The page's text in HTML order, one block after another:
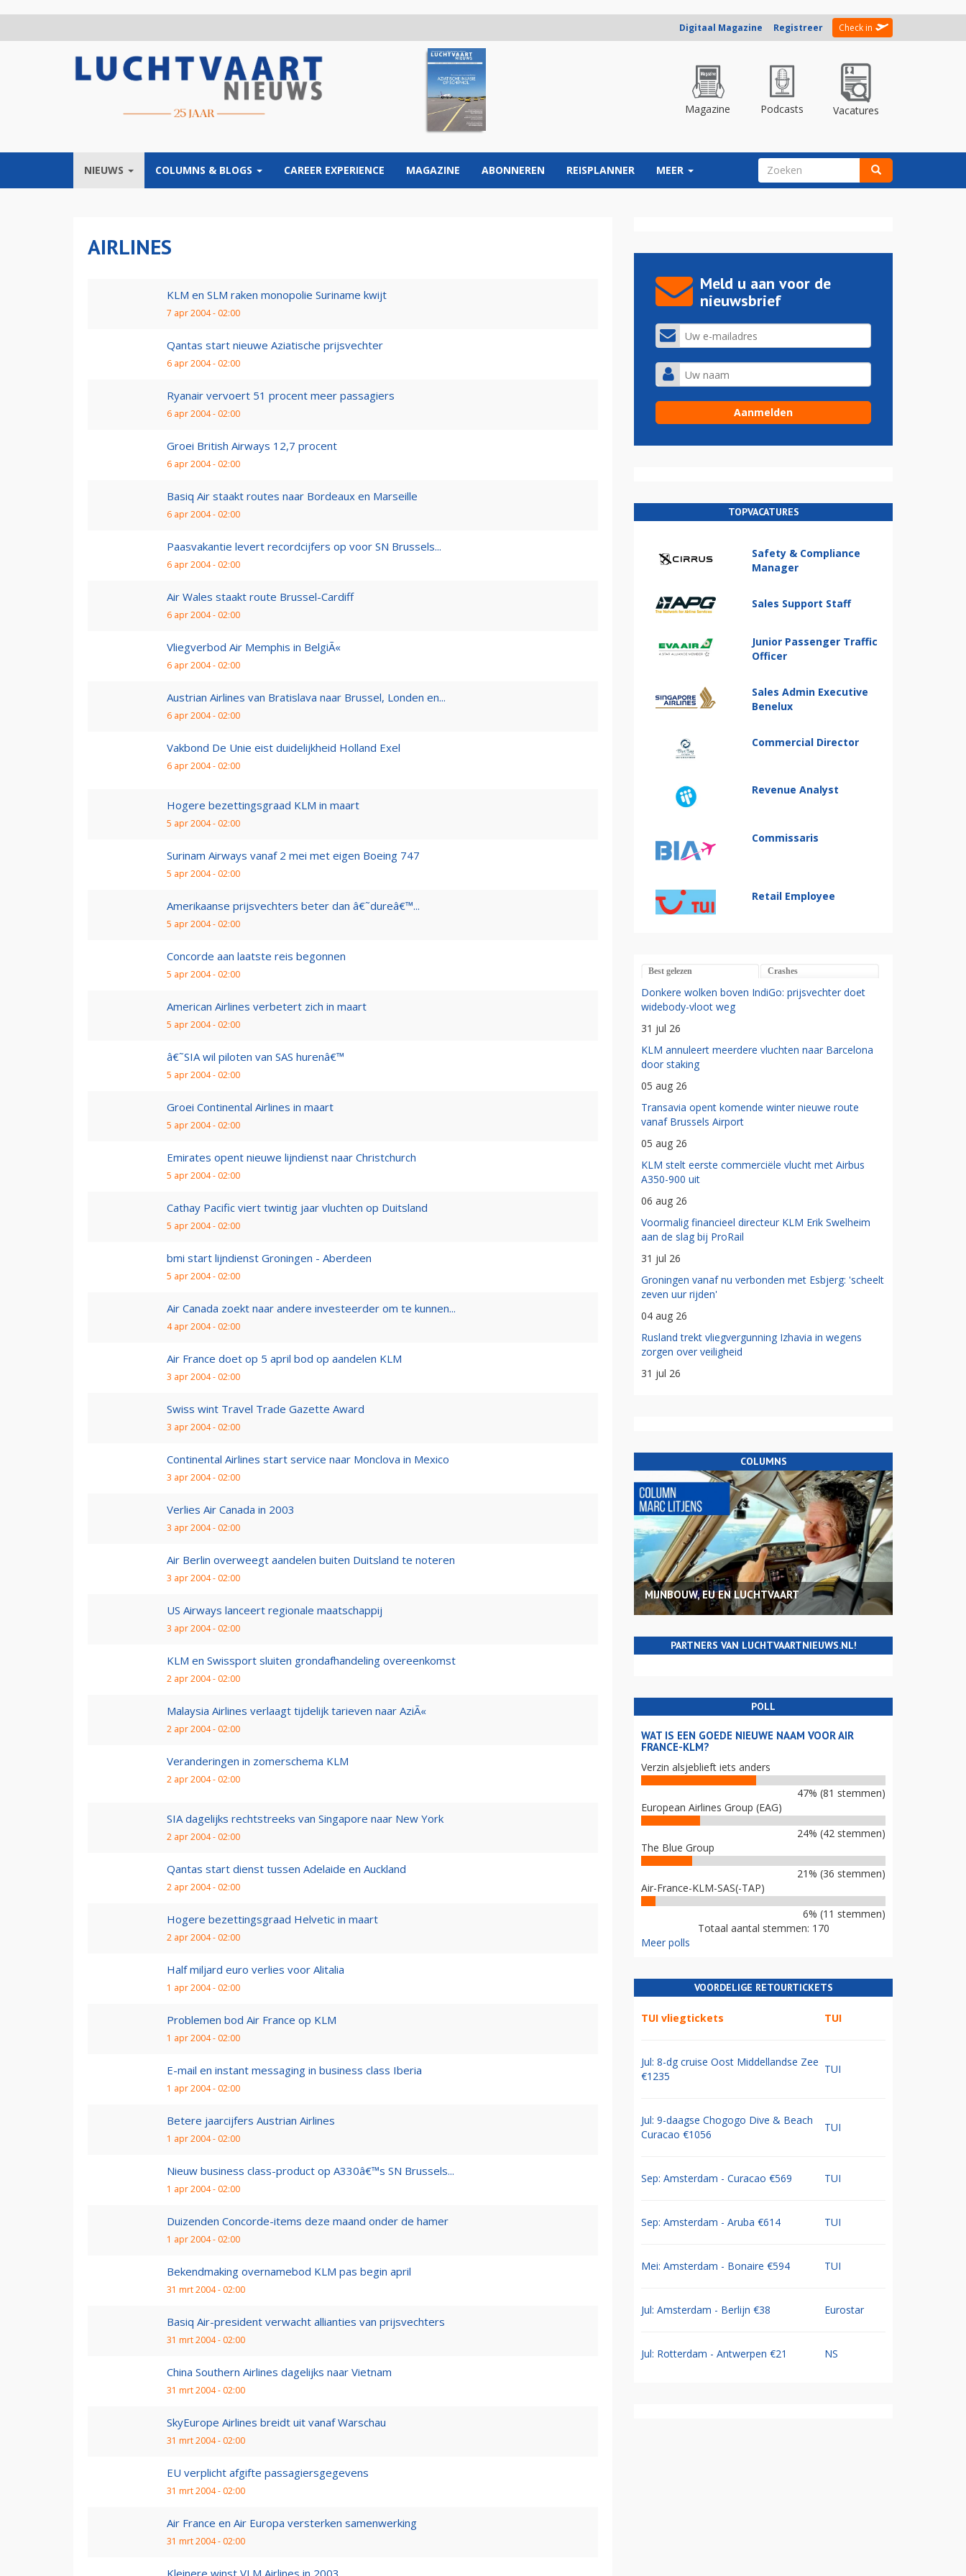
Digitaal Magazine Registreer Check in
Magazine Podcasts Vacatures
NIEUWS COLUMNS & BLOGS CAREER EXPERIENCE MAGAZINE ABONNEREN REISPLANNER MEER ZOEKVELD
AIRLINES
KLM en SLM raken monopolie Suriname kwijt
7 apr 2004 - 02:00
Qantas start nieuwe Aziatische prijsvechter
6 apr 2004 - 02:00
Ryanair vervoert 51 procent meer passagiers
6 apr 2004 - 02:00
Groei British Airways 12,7 procent
6 apr 2004 - 02:00
Basiq Air staakt routes naar Bordeaux en Marseille
6 apr 2004 - 02:00
Paasvakantie levert recordcijfers op voor SN Brussels...
6 apr 2004 - 02:00
Air Wales staakt route Brussel-Cardiff
6 apr 2004 - 02:00
Vliegverbod Air Memphis in BelgiÃ«
6 apr 2004 - 02:00
Austrian Airlines van Bratislava naar Brussel, Londen en...
6 apr 2004 - 02:00
Vakbond De Unie eist duidelijkheid Holland Exel
6 apr 2004 - 02:00
Hogere bezettingsgraad KLM in maart
5 apr 2004 - 02:00
Surinam Airways vanaf 2 mei met eigen Boeing 747
5 apr 2004 - 02:00
Amerikaanse prijsvechters beter dan â€˜dureâ€™...
5 apr 2004 - 02:00
Concorde aan laatste reis begonnen
5 apr 2004 - 02:00
American Airlines verbetert zich in maart
5 apr 2004 - 02:00
â€˜SIA wil piloten van SAS hurenâ€™
5 apr 2004 - 02:00
Groei Continental Airlines in maart
5 apr 2004 - 02:00
Emirates opent nieuwe lijndienst naar Christchurch
5 apr 2004 - 02:00
Cathay Pacific viert twintig jaar vluchten op Duitsland
5 apr 2004 - 02:00
bmi start lijndienst Groningen - Aberdeen
5 apr 2004 - 02:00
Air Canada zoekt naar andere investeerder om te kunnen...
4 apr 2004 - 02:00
Air France doet op 5 april bod op aandelen KLM
3 apr 2004 - 02:00
Swiss wint Travel Trade Gazette Award
3 apr 2004 - 02:00
Continental Airlines start service naar Monclova in Mexico
3 apr 2004 - 02:00
Verlies Air Canada in 2003
3 apr 2004 - 02:00
Air Berlin overweegt aandelen buiten Duitsland te noteren
3 apr 2004 - 02:00
US Airways lanceert regionale maatschappij
3 apr 2004 - 02:00
KLM en Swissport sluiten grondafhandeling overeenkomst
2 apr 2004 - 02:00
Malaysia Airlines verlaagt tijdelijk tarieven naar AziÃ«
2 apr 2004 - 02:00
Veranderingen in zomerschema KLM
2 apr 2004 - 02:00
SIA dagelijks rechtstreeks van Singapore naar New York
2 apr 2004 - 02:00
Qantas start dienst tussen Adelaide en Auckland
2 apr 2004 - 02:00
Hogere bezettingsgraad Helvetic in maart
2 apr 2004 - 02:00
Half miljard euro verlies voor Alitalia
1 apr 2004 - 02:00
Problemen bod Air France op KLM
1 apr 2004 - 02:00
E-mail en instant messaging in business class Iberia
1 apr 2004 - 02:00
Betere jaarcijfers Austrian Airlines
1 apr 2004 - 02:00
Nieuw business class-product op A330â€™s SN Brussels...
1 apr 2004 - 02:00
Duizenden Concorde-items deze maand onder de hamer
1 apr 2004 - 02:00
Bekendmaking overnamebod KLM pas begin april
31 mrt 2004 - 02:00
Basiq Air-president verwacht allianties van prijsvechters
31 mrt 2004 - 02:00
China Southern Airlines dagelijks naar Vietnam
31 mrt 2004 - 02:00
SkyEurope Airlines breidt uit vanaf Warschau
31 mrt 2004 - 02:00
EU verplicht afgifte passagiersgegevens
31 mrt 2004 - 02:00
Air France en Air Europa versterken samenwerking
31 mrt 2004 - 02:00
Kleinere winst VLM Airlines in 2003
Meld u aan voor de
nieuwsbrief
TOPVACATURES
Safety & Compliance
Manager
Sales Support Staff
Junior Passenger Traffic
Officer
Sales Admin Executive
Benelux
Commercial Director
Revenue Analyst
Commissaris
Retail Employee
Best gelezen Crashes
Donkere wolken boven IndiGo: prijsvechter doet
widebody-vloot weg
31 jul 26
KLM annuleert meerdere vluchten naar Barcelona
door staking
05 aug 26
Transavia opent komende winter nieuwe route
vanaf Brussels Airport
05 aug 26
KLM stelt eerste commerciële vlucht met Airbus
A350-900 uit
06 aug 26
Voormalig financieel directeur KLM Erik Swelheim
aan de slag bij ProRail
31 jul 26
Groningen vanaf nu verbonden met Esbjerg: 'scheelt
zeven uur rijden'
04 aug 26
Rusland trekt vliegvergunning Izhavia in wegens
zorgen over veiligheid
31 jul 26
COLUMNS
MIJNBOUW, EU EN LUCHTVAART
PARTNERS VAN LUCHTVAARTNIEUWS.NL!
POLL
WAT IS EEN GOEDE NIEUWE NAAM VOOR AIR
FRANCE-KLM?
Verzin alsjeblieft iets anders
47% (81 stemmen)
European Airlines Group (EAG)
24% (42 stemmen)
The Blue Group
21% (36 stemmen)
Air-France-KLM-SAS(-TAP)
6% (11 stemmen)
Totaal aantal stemmen: 170
Meer polls
VOORDELIGE RETOURTICKETS
TUI vliegtickets TUI
Jul: 8-dg cruise Oost Middellandse Zee
€1235
TUI
Jul: 9-daagse Chogogo Dive & Beach
Curacao €1056
TUI
Sep: Amsterdam - Curacao €569 TUI
Sep: Amsterdam - Aruba €614 TUI
Mei: Amsterdam - Bonaire €594 TUI
Jul: Amsterdam - Berlijn €38 Eurostar
Jul: Rotterdam - Antwerpen €21 NS